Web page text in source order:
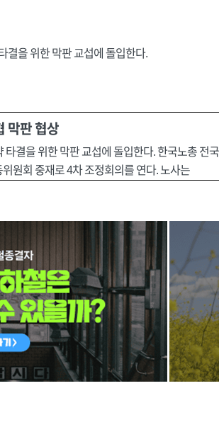
결을 위한 막판 교섭에 돌입한다.
막판 협상
타결을 위한 막판 교섭에 돌입한다. 한국노총
원회 중재로 4차 조정회의를 연다. 노사는